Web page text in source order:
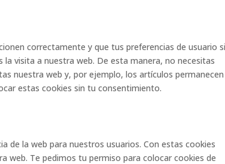
correctamente y que tus preferencias de usuario
visita a nuestra web. De esta manera, no necesitas
nuestra web y, por ejemplo, los artículos
estas cookies sin tu consentimiento.
de la web para nuestros usuarios. Con estas cookies
web. Te pedimos tu permiso para colocar cookies de